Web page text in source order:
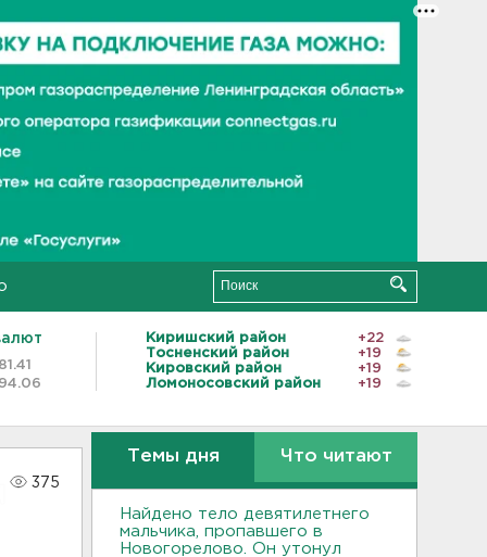
81.41
94.06
Киришский район
+22
Тосненский район
+19
Кировский район
+19
Ломоносовский район
+19
375
Темы дня Что читают
Найдено тело девятилетнего
мальчика, пропавшего в
Новогорелово. Он утонул